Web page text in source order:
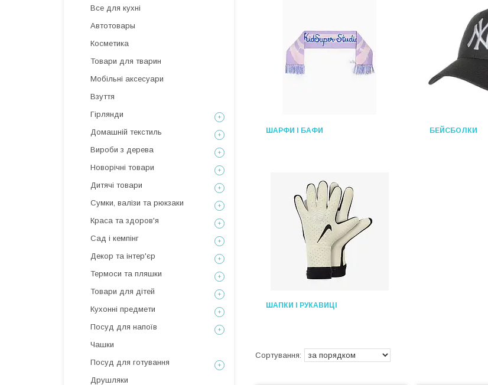
ШАРФИ І БАФИ БЕЙСБОЛКИ
ШАПКИ І РУКАВИЦІ
Все для кухні
Автотовары
Косметика
Товари для тварин
Мобільні аксесуари
Взуття
Гірлянди
Домашній текстиль
Вироби з дерева
Новорічні товари
Дитячі товари
Сумки, валізи та рюкзаки
Краса та здоров'я
Сад і кемпінг
Декор та інтер'єр
Термоси та пляшки
Товари для дітей
Кухонні предмети
Посуд для напоїв
Чашки
Посуд для готування
Друшляки